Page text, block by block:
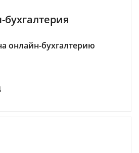
онлайн-бухгалтерию